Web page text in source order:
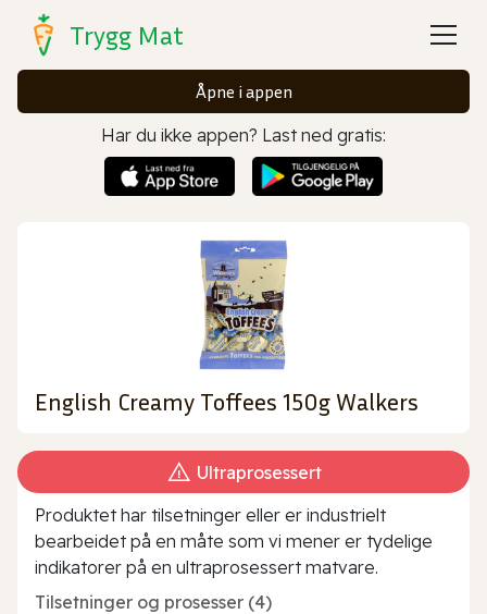
Trygg Mat
Åpne i appen
Har du ikke appen? Last ned gratis:
English Creamy Toffees 150g Walkers
Ultraprosessert
Produktet har tilsetninger eller er industrielt
bearbeidet på en måte som vi mener er tydelige
indikatorer på en ultraprosessert matvare.
Tilsetninger og prosesser (4)